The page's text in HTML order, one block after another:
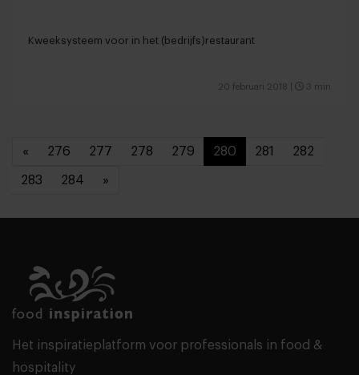
Kweeksysteem voor in het (bedrijfs)restaurant
20 februari 2018 3 min
« 276 277 278 279 280 281 282
283 284 »
Het inspiratieplatform voor professionals in food &
hospitality